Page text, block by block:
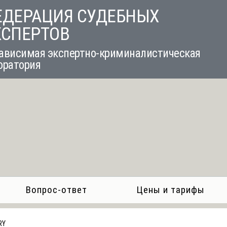
СУДЕБНЫХ
экспертно-криминалистическая
Вопрос-ответ Цены и тарифы